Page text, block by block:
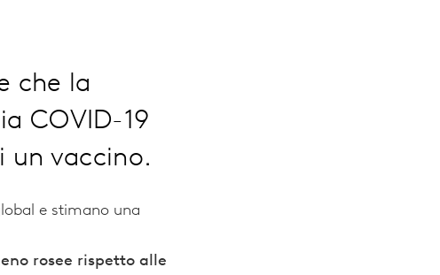
che la
COVID-19
un vaccino.
e stimano una
rosee rispetto alle